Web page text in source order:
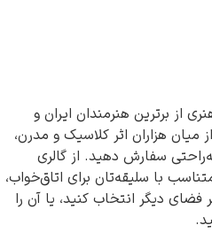
از برترین هنرمندان ایران و
هزاران اثر کلاسیک و مدرن،
سفارش دهید. از گالری
با سلیقه‌تان برای اتاق‌خواب،
دیگر انتخاب کنید، یا آن را